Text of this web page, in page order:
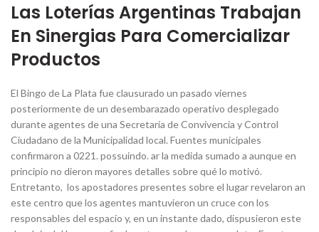
Las Loterías Argentinas Trabajan
En Sinergias Para Comercializar
Productos
El Bingo de La Plata fue clausurado un pasado viernes
posteriormente de un desembarazado operativo desplegado
durante agentes de una Secretaría de Convivencia y Control
Ciudadano de la Municipalidad local. Fuentes municipales
confirmaron a 0221. possuindo. ar la medida sumado a aunque en
principio no dieron mayores detalles sobre qué lo motivó.
Entretanto, los apostadores presentes sobre el lugar revelaron an
este centro que los agentes mantuvieron un cruce con los
responsables del espacio y, en un instante dado, dispusieron este